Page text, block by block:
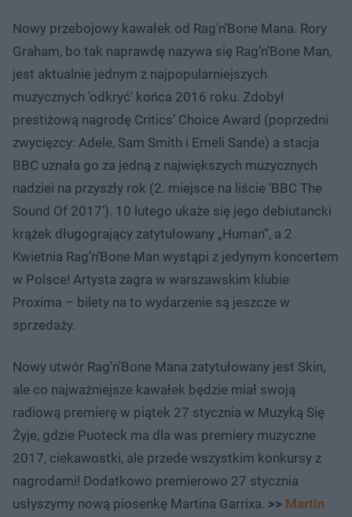
Nowy przebojowy kawałek od Rag'n'Bone Mana. Rory
Graham, bo tak naprawdę nazywa się Rag’n’Bone Man,
jest aktualnie jednym z najpopularniejszych
muzycznych 'odkryć' końca 2016 roku. Zdobył
prestiżową nagrodę Critics’ Choice Award (poprzedni
zwycięzcy: Adele, Sam Smith i Emeli Sande) a stacja
BBC uznała go za jedną z największych muzycznych
nadziei na przyszły rok (2. miejsce na liście ‘BBC The
Sound Of 2017’). 10 lutego ukaże się jego debiutancki
krążek długogrający zatytułowany „Human”, a 2
Kwietnia Rag’n’Bone Man wystąpi z jedynym koncertem
w Polsce! Artysta zagra w warszawskim klubie
Proxima – bilety na to wydarzenie są jeszcze w
sprzedaży.
Nowy utwór Rag'n'Bone Mana zatytułowany jest Skin,
ale co najważniejsze kawałek będzie miał swoją
radiową premierę w piątek 27 stycznia w Muzyką Się
Żyje, gdzie Puoteck ma dla was premiery muzyczne
2017, ciekawostki, ale przede wszystkim konkursy z
nagrodami! Dodatkowo premierowo 27 stycznia
usłyszymy nową piosenkę Martina Garrixa. >> Martin